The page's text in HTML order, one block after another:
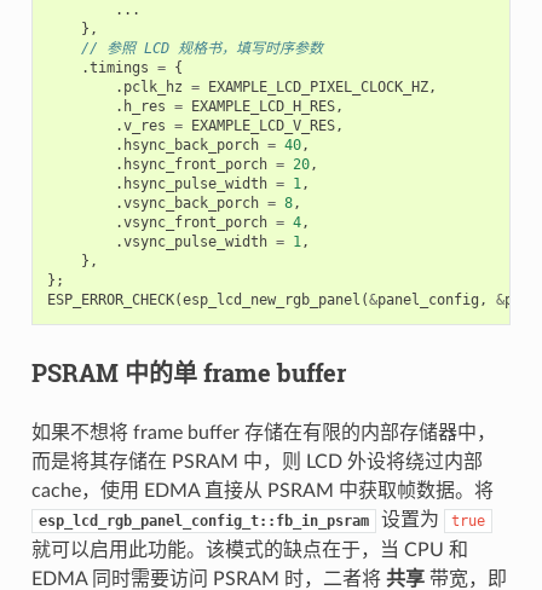
...
},
// 参照 LCD 规格书，填写时序参数
.timings = {
. pclk_hz = EXAMPLE_LCD_PIXEL_CLOCK_HZ,
. h_res = EXAMPLE_LCD_H_RES,
.v_res = EXAMPLE_LCD_V_RES,
. hsync_back_porch = 40,
. hsync_front_porch = 20,
. hsync_pulse_width = 1,
.vsync_back_porch = 8,
.vsync_front_porch = 4,
.vsync_pulse_width = 1,
},
};
ESP_ERROR_CHECK(esp_lcd_new_rgb_panel (&panel_config , &
PSRAM 中的单 frame buffer
如果不想将 frame buffer 存储在有限的内部存储器中，
而是将其存储在 PSRAM 中，则 LCD 外设将绕过内部
cache，使用 EDMA 直接从 PSRAM 中获取帧数据。将
esp_lcd_rgb_panel_config_t::fb_in_psram 设置为 true
就可以启用此功能。该模式的缺点在于，当 CPU 和
EDMA 同时需要访问 PSRAM 时，二者将 共享带宽，即